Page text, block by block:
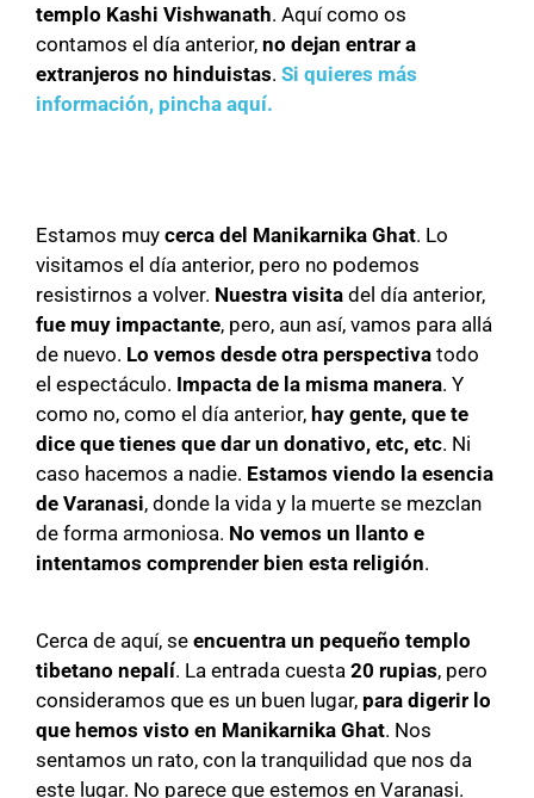
templo Kashi Vishwanath. Aquí como os
contamos el día anterior, no dejan entrar a
extranjeros no hinduistas. Si quieres más
información, pincha aquí.
Estamos muy cerca del Manikarnika Ghat. Lo
visitamos el día anterior, pero no podemos
resistirnos a volver. Nuestra visita del día anterior,
fue muy impactante, pero, aun así, vamos para allá
de nuevo. Lo vemos desde otra perspectiva todo
el espectáculo. Impacta de la misma manera. Y
como no, como el día anterior, hay gente, que te
dice que tienes que dar un donativo, etc, etc. Ni
caso hacemos a nadie. Estamos viendo la esencia
de Varanasi, donde la vida y la muerte se mezclan
de forma armoniosa. No vemos un llanto e
intentamos comprender bien esta religión.
Cerca de aquí, se encuentra un pequeño templo
tibetano nepalí. La entrada cuesta 20 rupias, pero
consideramos que es un buen lugar, para digerir lo
que hemos visto en Manikarnika Ghat. Nos
sentamos un rato, con la tranquilidad que nos da
este lugar. No parece que estemos en Varanasi.